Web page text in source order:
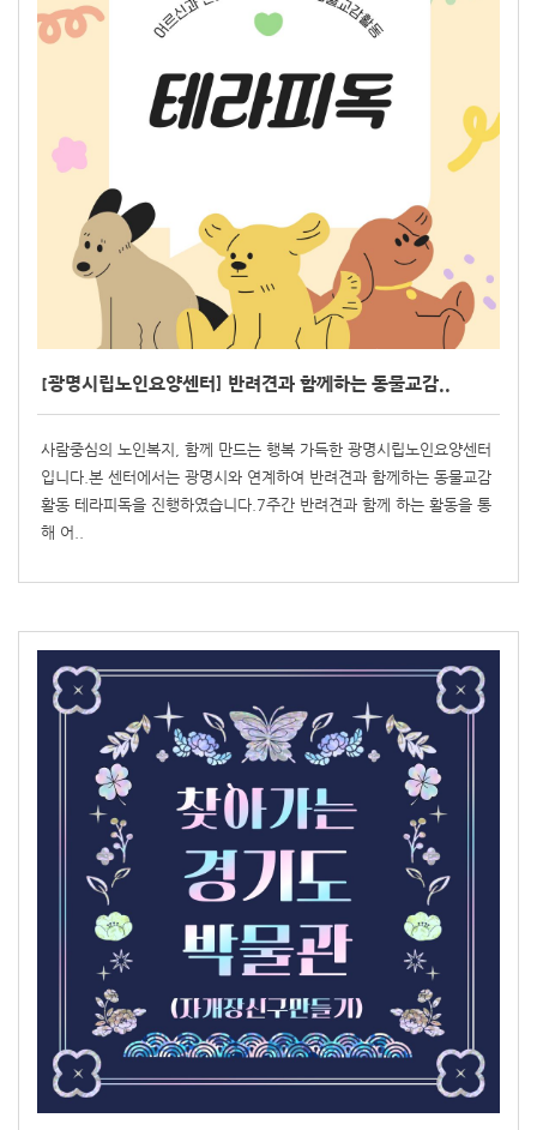
[광명시립노인요양센터] 반려견과 함께하는 동물교감..
사람중심의 노인복지, 함께 만드는 행복 가득한 광명시립노인요양센터
입니다.본 센터에서는 광명시와 연계하여 반려견과 함께하는 동물교감
활동 테라피독을 진행하였습니다.7주간 반려견과 함께 하는 활동을 통
해 어..